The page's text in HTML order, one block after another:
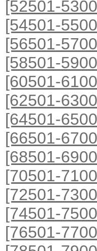
[52501-
[54501-
[56501-
[58501-
[60501-
[62501-
[64501-
[66501-
[68501-
[70501-
[72501-
[74501-
[76501-